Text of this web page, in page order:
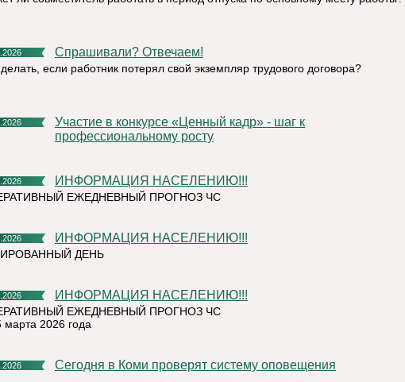
Спрашивали? Отвечаем!
если работник потерял свой экземпляр трудового договора?
Участие в конкурсе «Ценный кадр» - шаг к
профессиональному росту
ИНФОРМАЦИЯ НАСЕЛЕНИЮ!!!
ЕЖЕДНЕВНЫЙ ПРОГНОЗ ЧС
ИНФОРМАЦИЯ НАСЕЛЕНИЮ!!!
ДЕНЬ
ИНФОРМАЦИЯ НАСЕЛЕНИЮ!!!
ЕЖЕДНЕВНЫЙ ПРОГНОЗ ЧС
марта 2026 года
Сегодня в Коми проверят систему оповещения